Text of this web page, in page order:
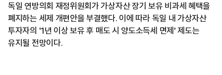
독일 연방의회 재정위원회가 가상자산 장기 보유 비과세 혜택을
폐지하는 세제 개편안을 부결했다. 이에 따라 독일 내 가상자산
투자자의 '1년 이상 보유 후 매도 시 양도소득세 면제' 제도는
유지될 전망이다.